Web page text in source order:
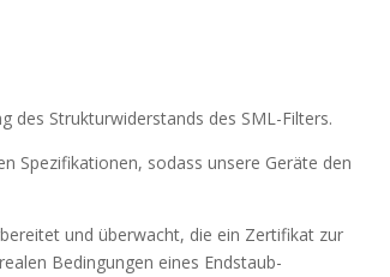
des Strukturwiderstands des SML-Filters.
Spezifikationen, sodass unsere Geräte den
und überwacht, die ein Zertifikat zur
Bedingungen eines Endstaub-